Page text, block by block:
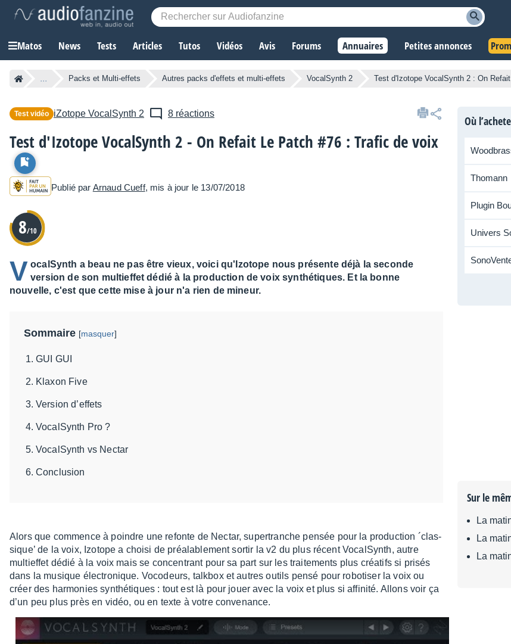
Matos News Tests Articles Tutos Vidéos Avis Forums Annuaires Petites annonces
... Packs et Multi-effets Autres packs d'effets et multi-effets VocalSynth 2 Test d'Izotope VocalSynth 2 : On
Test vidéo iZotope VocalSynth 2 8 réactions
Test d'Izotope VocalSynth 2 - On Refait Le Patch #76 : Trafic de voix
Publié par Arnaud Cueff, mis à jour le 13/07/2018
8/10
V ocalSynth a beau ne pas être vieux, voici qu'Izotope nous présente déjà la seconde
version de son multieffet dédié à la production de voix synthétiques. Et la bonne
nouvelle, c'est que cette mise à jour n'a rien de mineur.
Sommaire [masquer]
GUI GUI
Klaxon Five
Version d’effets
VocalSynth Pro ?
VocalSynth vs Nectar
Conclusion
Alors que commence à poindre une refonte de Nectar, super­tranche pensée pour la produc­tion ´clas­
sique’ de la voix, Izotope a choisi de préa­la­ble­ment sortir la v2 du plus récent Vocal­Synth, autre
multief­fet dédié à la voix mais se concen­trant pour sa part sur les trai­te­ments plus créa­tifs si prisés
dans la musique élec­tro­nique. Voco­deurs, talk­box et autres outils pensé pour robo­ti­ser la voix ou
créer des harmo­nies synthé­tiques : tout est là pour jouer avec la voix et plus si affi­nité. Allons voir ça
d’un peu plus près en vidéo, ou en texte à votre conve­nance.
Où
Thomann
Plugin
Univers
Sur le
La
La
La